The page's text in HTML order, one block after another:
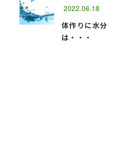
2022.06.18
体作りに水分
は・・・